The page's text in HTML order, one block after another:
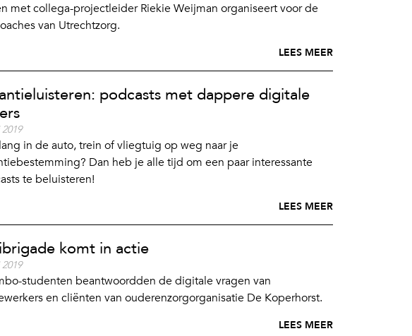
met collega-projectleider Riekie Weijman organiseert voor de
van Utrechtzorg.
LEES MEER
podcasts met dappere digitale
in de auto, trein of vliegtuig op weg naar je
Dan heb je alle tijd om een paar interessante
te beluisteren!
LEES MEER
komt in actie
studenten beantwoordden de digitale vragen van
en cliënten van ouderenzorgorganisatie De Koperhorst.
LEES MEER